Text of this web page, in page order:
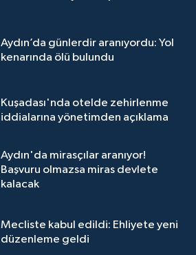
Aydın’da günlerdir aranıyordu: Yol
kenarında ölü bulundu
Kuşadası'nda otelde zehirlenme
iddialarına yönetimden açıklama
Aydın'da mirasçılar aranıyor!
Başvuru olmazsa miras devlete
kalacak
Mecliste kabul edildi: Ehliyete yeni
düzenleme geldi